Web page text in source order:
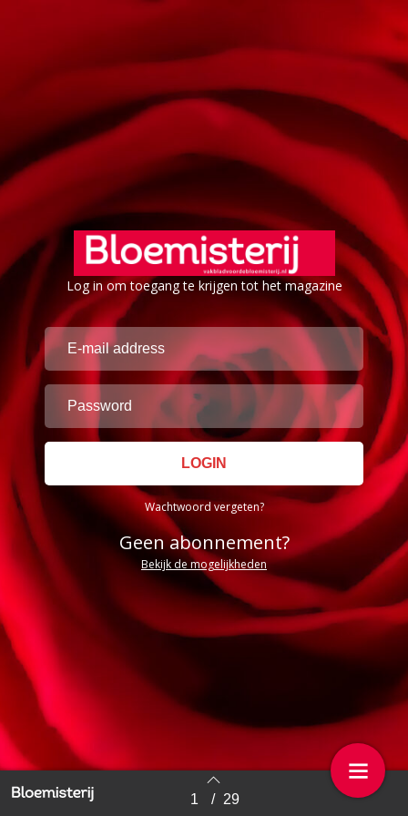
Log in om toegang te krijgen tot het magazine
Wachtwoord vergeten?
Geen abonnement?
Bekijk de mogelijkheden
Back to index 1 / 29